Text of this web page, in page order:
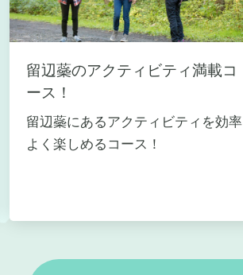
留辺蘂のアクティビティ満載コ
ース！
留辺蘂にあるアクティビティを効率
よく楽しめるコース！